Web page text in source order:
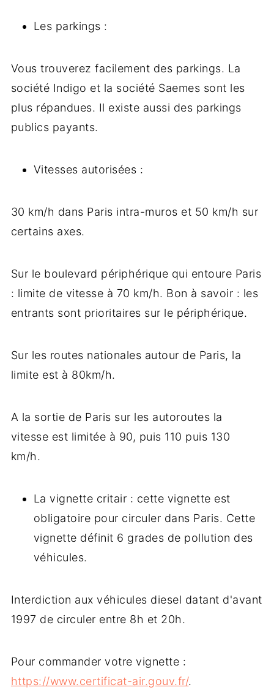
Les parkings :
Vous trouverez facilement des parkings. La
société Indigo et la société Saemes sont les
plus répandues. Il existe aussi des parkings
publics payants.
Vitesses autorisées :
30 km/h dans Paris intra-muros et 50 km/h sur
certains axes.
Sur le boulevard périphérique qui entoure Paris
: limite de vitesse à 70 km/h. Bon à savoir : les
entrants sont prioritaires sur le périphérique.
Sur les routes nationales autour de Paris, la
limite est à 80km/h.
A la sortie de Paris sur les autoroutes la
vitesse est limitée à 90, puis 110 puis 130
km/h.
La vignette critair : cette vignette est
obligatoire pour circuler dans Paris. Cette
vignette définit 6 grades de pollution des
véhicules.
Interdiction aux véhicules diesel datant d'avant
1997 de circuler entre 8h et 20h.
Pour commander votre vignette :
https://www.certificat-air.gouv.fr/.